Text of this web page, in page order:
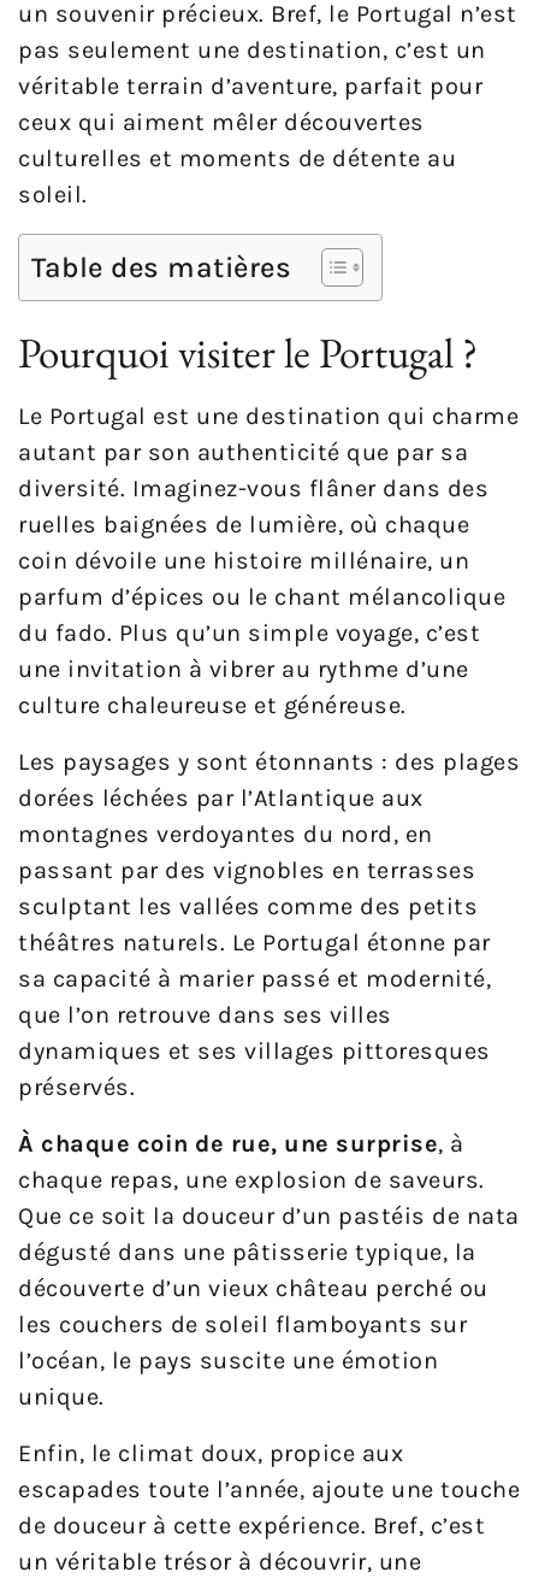
un souvenir précieux. Bref, le Portugal n’est
pas seulement une destination, c’est un
véritable terrain d’aventure, parfait pour
ceux qui aiment mêler découvertes
culturelles et moments de détente au
soleil.
Table des matières
Pourquoi visiter le Portugal ?
Le Portugal est une destination qui charme
autant par son authenticité que par sa
diversité. Imaginez-vous flâner dans des
ruelles baignées de lumière, où chaque
coin dévoile une histoire millénaire, un
parfum d’épices ou le chant mélancolique
du fado. Plus qu’un simple voyage, c’est
une invitation à vibrer au rythme d’une
culture chaleureuse et généreuse.
Les paysages y sont étonnants : des plages
dorées léchées par l’Atlantique aux
montagnes verdoyantes du nord, en
passant par des vignobles en terrasses
sculptant les vallées comme des petits
théâtres naturels. Le Portugal étonne par
sa capacité à marier passé et modernité,
que l’on retrouve dans ses villes
dynamiques et ses villages pittoresques
préservés.
À chaque coin de rue, une surprise, à
chaque repas, une explosion de saveurs.
Que ce soit la douceur d’un pastéis de nata
dégusté dans une pâtisserie typique, la
découverte d’un vieux château perché ou
les couchers de soleil flamboyants sur
l’océan, le pays suscite une émotion
unique.
Enfin, le climat doux, propice aux
escapades toute l’année, ajoute une touche
de douceur à cette expérience. Bref, c’est
un véritable trésor à découvrir, une